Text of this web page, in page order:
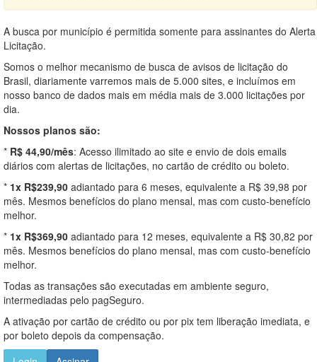
A busca por município é permitida somente para assinantes do Alerta
Licitação.
Somos o melhor mecanismo de busca de avisos de licitação do
Brasil, diariamente varremos mais de 5.000 sites, e incluímos em
nosso banco de dados mais em média mais de 3.000 licitações por
dia.
Nossos planos são:
* R$ 44,90/mês: Acesso ilimitado ao site e envio de dois emails
diários com alertas de licitações, no cartão de crédito ou boleto.
* 1x R$239,90 adiantado para 6 meses, equivalente a R$ 39,98 por
mês. Mesmos benefícios do plano mensal, mas com custo-benefício
melhor.
* 1x R$369,90 adiantado para 12 meses, equivalente a R$ 30,82 por
mês. Mesmos benefícios do plano mensal, mas com custo-benefício
melhor.
Todas as transações são executadas em ambiente seguro,
intermediadas pelo pagSeguro.
A ativação por cartão de crédito ou por pix tem liberação imediata, e
por boleto depois da compensação.